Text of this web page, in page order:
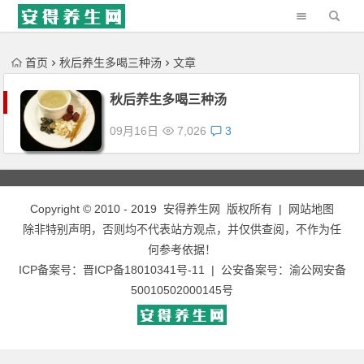
'); })();
首页 秋后养生多喝三种汤 文章
秋后养生多喝三种汤
09月16日 7,026 3
Copyright © 2010 - 2019 安得养生网 版权所有 |
网站地图
除非特别声明，否则均不代表站方观点，并仅供查阅，不作为任
何参考依据！
ICP备案号： 晋ICP备18010341号-11 | 公安备案号： 渝公网安备
50010502000145号